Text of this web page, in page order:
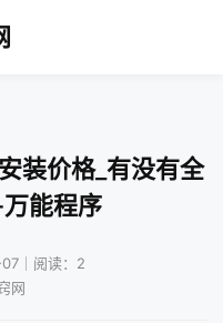
装价格_有没有全
能程序
｜阅读：2
网